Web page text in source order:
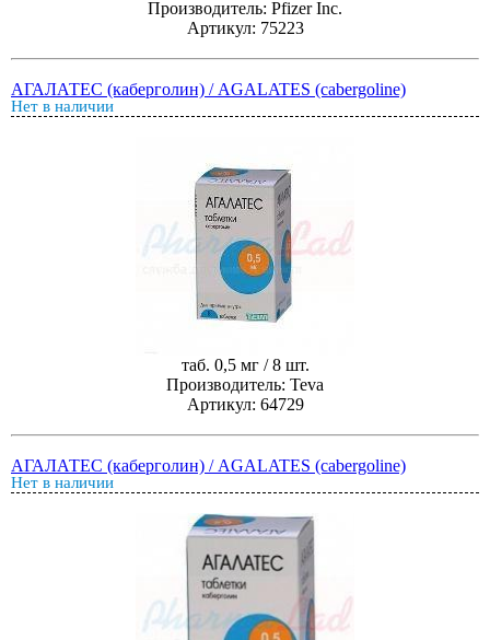
Производитель: Pfizer Inc.
Артикул: 75223
АГАЛАТЕС (каберголин) / AGALATES (cabergoline)
Нет в наличии
таб. 0,5 мг / 8 шт.
Производитель: Teva
Артикул: 64729
АГАЛАТЕС (каберголин) / AGALATES (cabergoline)
Нет в наличии